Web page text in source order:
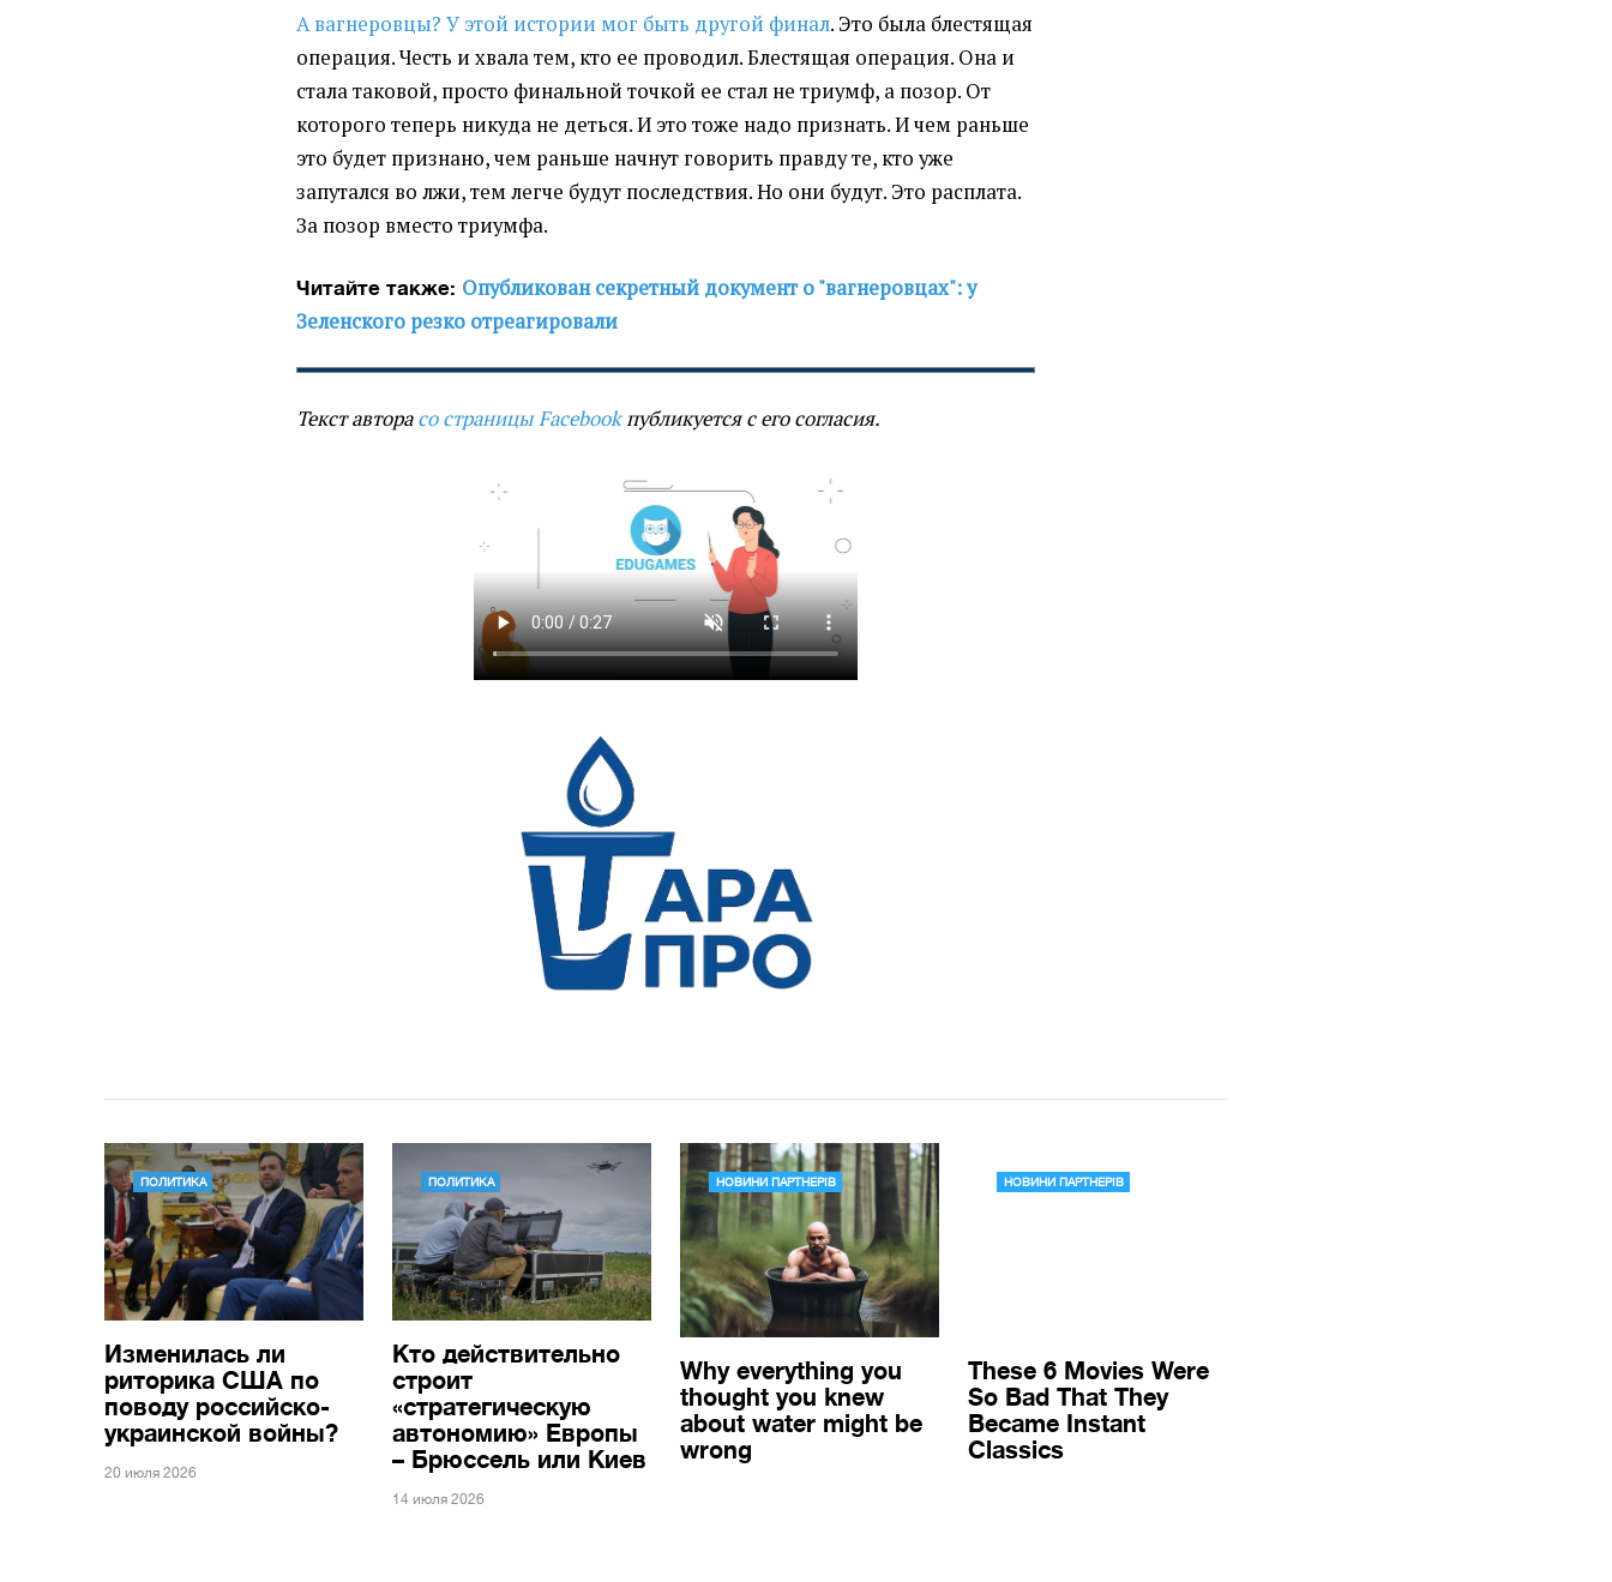
А вагнеровцы? У этой истории мог быть другой финал. Это была блестящая
операция. Честь и хвала тем, кто ее проводил. Блестящая операция. Она и
стала таковой, просто финальной точкой ее стал не триумф, а позор. От
которого теперь никуда не деться. И это тоже надо признать. И чем раньше
это будет признано, чем раньше начнут говорить правду те, кто уже
запутался во лжи, тем легче будут последствия. Но они будут. Это расплата.
За позор вместо триумфа.
Читайте также: Опубликован секретный документ о "вагнеровцах": у
Зеленского резко отреагировали
Текст авторасо страницы Facebookпубликуется с его согласия.
ПОЛИТИКА
Изменилась ли
риторика США по
поводу российско-
украинской войны?
20 июля 2026
ПОЛИТИКА
Кто действительно
строит
«стратегическую
автономию» Европы
– Брюссель или Киев
14 июля 2026